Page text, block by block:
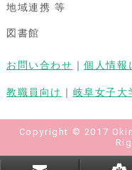
地域連携 等
図書館
お問い合わせ ｜個人情報
教職員向け 岐阜女子大
Copyright © 2017